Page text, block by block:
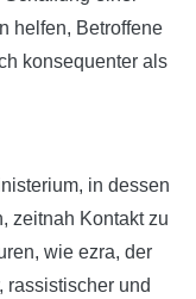
helfen, Betroffene
konsequenter als
in dessen
zeitnah Kontakt zu
wie ezra, der
rassistischer und